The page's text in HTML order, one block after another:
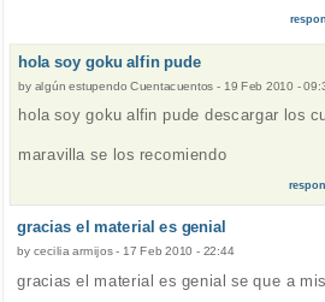
hola soy goku alfin pude
by algún estupendo Cuentacuentos - 19 Feb 2010 -
hola soy goku alfin pude descargar los
maravilla se los recomiendo
gracias el material es genial
by cecilia armijos- 17 Feb 2010 - 22:44
gracias el material es genial se que a